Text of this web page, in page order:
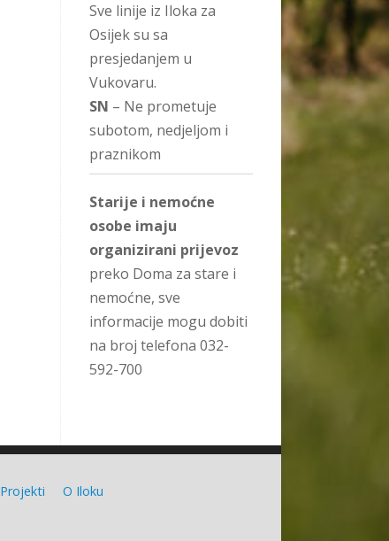
Sve linije iz Iloka za
Osijek su sa
presjedanjem u
Vukovaru.
SN – Ne prometuje
subotom, nedjeljom i
praznikom
Starije i nemoćne
osobe imaju
organizirani prijevoz
preko Doma za stare i
nemoćne, sve
informacije mogu dobiti
na broj telefona 032-
592-700
Projekti O Iloku